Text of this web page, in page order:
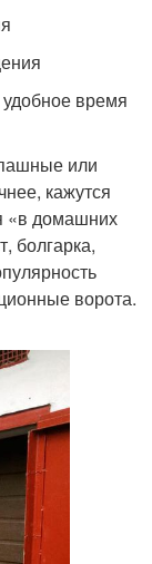
время
или
кажутся
«в домашних
болгарка,
ворота.